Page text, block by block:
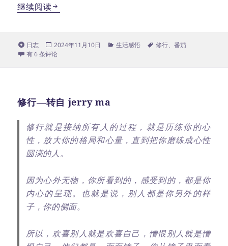
继续阅读有心摘花花不开
格
式
日志
发
布
2024年11月10日
分
生活感悟
标
修行、番茄
有心摘花花不开
有 6 条评论
修行—转自 jerry ma
修行就是接纳所有人的过程，就是历练你的心
性，放大你的格局和心量，直到把你磨练成心性
圆满的人。
因为心外无物，你所看到的，感受到的，都是你
内心的呈现。也就是说，别人都是你另外的样
子，你的侧面。
所以，欢喜别人就是欢喜自己，憎恨别人就是憎